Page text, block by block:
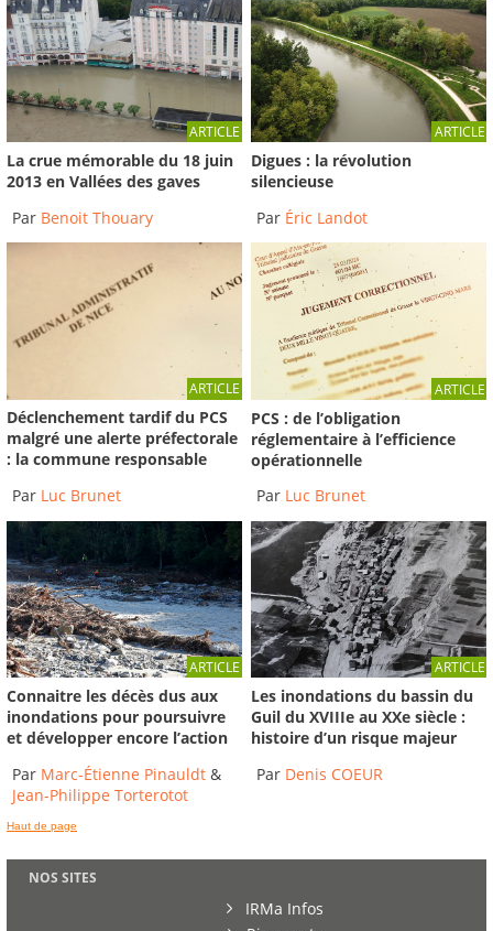
ARTICLE
La crue mémorable du 18 juin
2013 en Vallées des gaves
Par Benoit Thouary
ARTICLE
Digues : la révolution
silencieuse
Par Éric Landot
ARTICLE
Déclenchement tardif du PCS
malgré une alerte préfectorale
: la commune responsable
Par Luc Brunet
ARTICLE
PCS : de l’obligation
réglementaire à l’efficience
opérationnelle
Par Luc Brunet
ARTICLE
Connaitre les décès dus aux
inondations pour poursuivre
et développer encore l’action
Par Marc-Étienne Pinauldt &
Jean-Philippe Torterotot
ARTICLE
Les inondations du bassin du
Guil du XVIIIe au XXe siècle :
histoire d’un risque majeur
Par Denis COEUR
Haut de page
NOS SITES
IRMa Infos